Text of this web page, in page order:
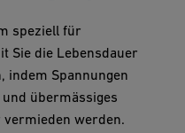
speziell für
Sie die Lebensdauer
indem Spannungen
übermässiges
vermieden werden.